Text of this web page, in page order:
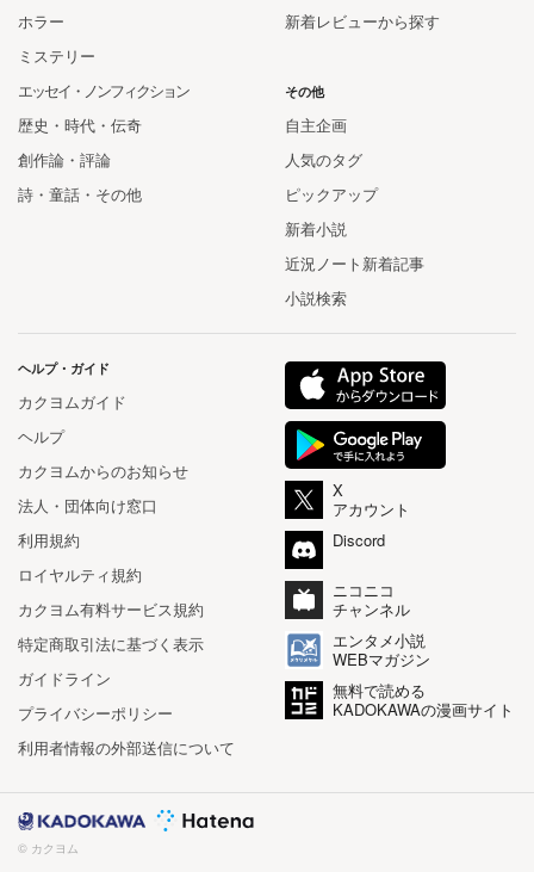
新着レビューから探す
ホラー
ミステリー
エッセイ・ノンフィクション
歴史・時代・伝奇
創作論・評論
詩・童話・その他
その他
自主企画
人気のタグ
ピックアップ
新着小説
近況ノート新着記事
小説検索
ヘルプ・ガイド
カクヨムガイド
ヘルプ
カクヨムからのお知らせ
法人・団体向け窓口
利用規約
ロイヤルティ規約
カクヨム有料サービス規約
特定商取引法に基づく表示
ガイドライン
プライバシーポリシー
利用者情報の外部送信について
X
アカウント
Discord
ニコニコ
チャンネル
エンタメ小説
WEBマガジン
無料で読める
KADOKAWAの漫画サイト
© カクヨム